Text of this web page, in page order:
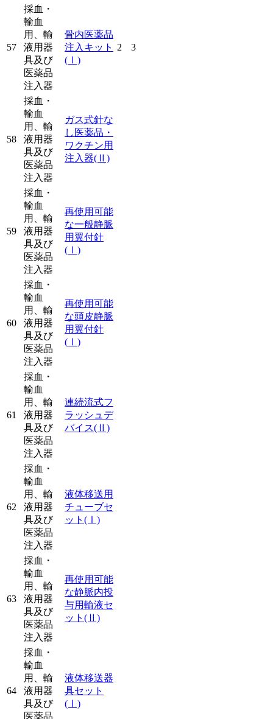
57
採血・
輸血
用、輸
液用器
具及び
医薬品
注入器
骨内医薬品
注入キット
(Ⅰ)
2 3
58
採血・
輸血
用、輸
液用器
具及び
医薬品
注入器
ガス式針な
し医薬品・
ワクチン用
注入器(Ⅱ)
59
採血・
輸血
用、輸
液用器
具及び
医薬品
注入器
再使用可能
な一般静脈
用翼付針
(Ⅰ)
60
採血・
輸血
用、輸
液用器
具及び
医薬品
注入器
再使用可能
な頭皮静脈
用翼付針
(Ⅰ)
61
採血・
輸血
用、輸
液用器
具及び
医薬品
注入器
連続流式フ
ラッシュデ
バイス(Ⅱ)
62
採血・
輸血
用、輸
液用器
具及び
医薬品
注入器
液体移送用
チューブセ
ット (Ⅰ)
63
採血・
輸血
用、輸
液用器
具及び
医薬品
注入器
再使用可能
な静脈内投
与用輸液セ
ット (Ⅱ)
64
採血・
輸血
用、輸
液用器
具及び
医薬品
液体移送器
具セット
(Ⅰ)